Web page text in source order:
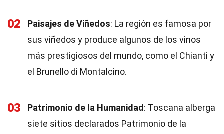
02 Paisajes de Viñedos: La región es famosa por
sus viñedos y produce algunos de los vinos
más prestigiosos del mundo, como el Chianti y
el Brunello di Montalcino.
03 Patrimonio de la Humanidad : Toscana alberga
siete sitios declarados Patrimonio de la